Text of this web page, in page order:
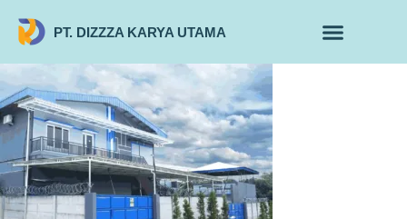
PT. DIZZZA KARYA UTAMA